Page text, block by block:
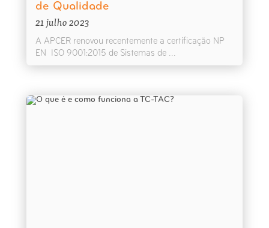
de Qualidade
21 julho 2023
A APCER renovou recentemente a certificação NP
EN ISO 9001:2015 de Sistemas de ...